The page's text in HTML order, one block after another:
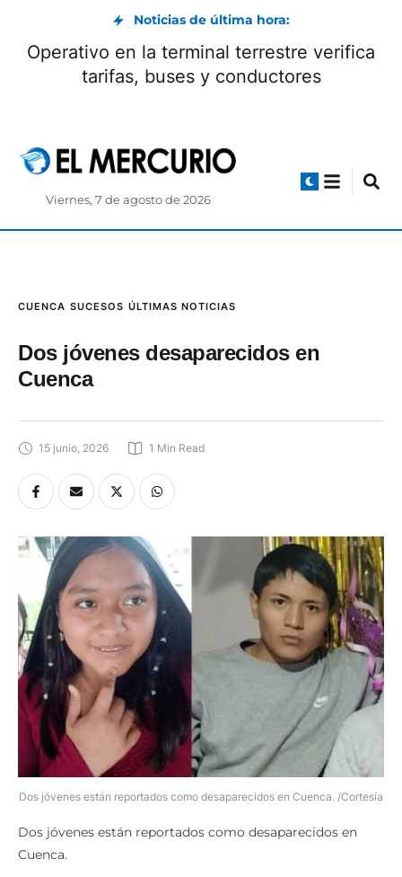
Noticias de última hora:
Operativo en la terminal terrestre verifica
tarifas, buses y conductores
Viernes, 7 de agosto de 2026
CUENCA SUCESOS ÚLTIMAS NOTICIAS
Dos jóvenes desaparecidos en
Cuenca
15 junio, 2026 1 Min Read
Dos jóvenes están reportados como desaparecidos en Cuenca. /Cortesía
Dos jóvenes están reportados como desaparecidos en
Cuenca.